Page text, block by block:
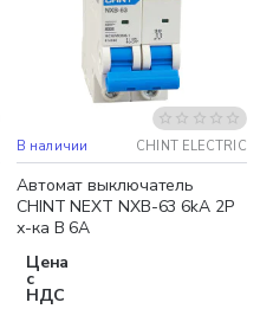
В наличии CHINT ELECTRIC
Автомат выключатель
CHINT NEXT NXB-63 6kA 2P
х-ка B 6A
Цена
с
НДС